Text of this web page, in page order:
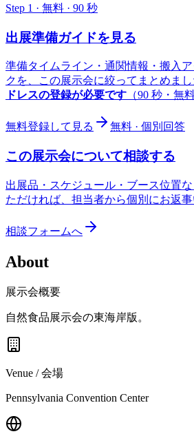
Step 1 · 無料 · 90 秒
出展準備ガイドを見る
準備タイムライン・通関情報・搬入
クを、この展示会に絞ってまとめまし
ドレスの登録が必要です （90 秒・無
無料登録して見る 無料 · 個別回答
この展示会について相談する
出展品・スケジュール・ブース位置
ただければ、担当者から個別にお返事
相談フォームへ
About
展示会概要
自然食品展示会の東海岸版。
Venue / 会場
Pennsylvania Convention Center